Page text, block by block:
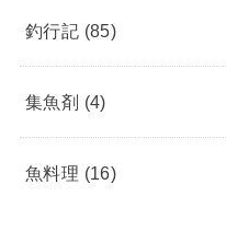
釣行記 (85)
集魚剤 (4)
魚料理 (16)